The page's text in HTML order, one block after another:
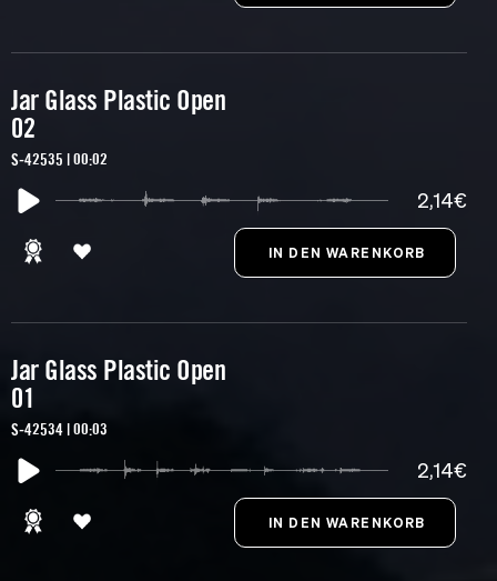
Jar Glass Plastic Open
02
S-42535 | 00:02
2,14€
Jar Glass Plastic Open
01
S-42534 | 00:03
2,14€